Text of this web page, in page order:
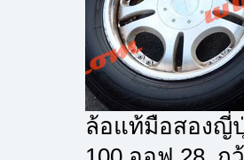
ล้อแท้มือสองญี่ปุ่